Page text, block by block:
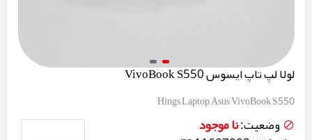
لولا لپ تاپ ایسوس VivoBook S550
Hings Laptop Asus VivoBook S550
وضعیت:نا موجود